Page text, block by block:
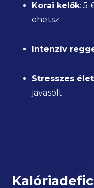
Korai kelők:
ehetsz
Intenzív
Stresszes
javasolt